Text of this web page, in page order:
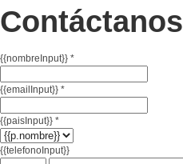
Contáctanos
{{nombreInput}} *
{{emailInput}} *
{{paisInput}} *
{{telefonoInput}}